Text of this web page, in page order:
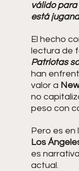
válido para
está
El hecho
lectura de
Patriotas
han
valor a
no
peso con
Pero es en
Los
es
actual.